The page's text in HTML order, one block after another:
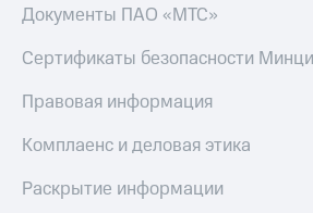
Документы ПАО «МТС»
Сертификаты безопасности
Правовая информация
Комплаенс и деловая этика
Раскрытие информации